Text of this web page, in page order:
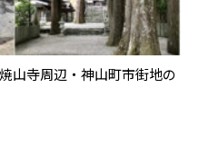
山寺周辺・神山町市街地の